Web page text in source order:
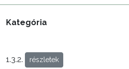
Kategória
1.3.2. részletek